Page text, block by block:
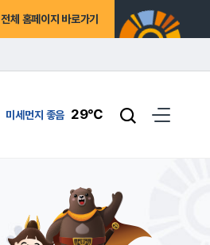
전체 홈페이지 바로가기
미세먼지 좋음 29℃